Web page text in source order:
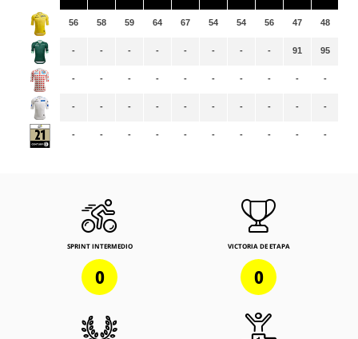
56
-
-
-
-
58
-
-
-
-
59
-
-
-
-
64
-
-
-
-
67
-
-
-
-
54
-
-
-
-
54
-
-
-
-
56
-
-
-
-
47
91
-
-
-
48
95
-
-
-
SPRINT INTERMEDIO
0
VICTORIA DE ETAPA
0